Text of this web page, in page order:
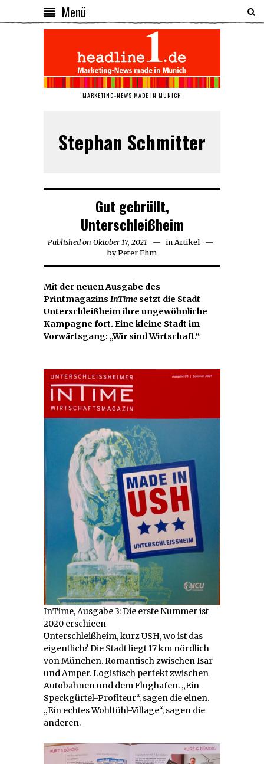
Menü
MARKETING-NEWS MADE IN MUNICH
Stephan Schmitter
Gut gebrüllt,
Unterschleißheim
Published on Oktober 17, 2021 Oktober
17,
2021
in Artikel
byPeter Ehm
Mit der neuen Ausgabe des
Printmagazins InTime setzt die Stadt
Unterschleißheim ihre ungewöhnliche
Kampagne fort. Eine kleine Stadt im
Vorwärtsgang: „Wir sind Wirtschaft.“
InTime, Ausgabe 3: Die erste Nummer ist
2020 erschieen
Unterschleißheim, kurz USH, wo ist das
eigentlich? Die Stadt liegt 17 km nördlich
von München. Romantisch zwischen Isar
und Amper. Logistisch perfekt zwischen
Autobahnen und dem Flughafen. „Ein
Speckgürtel-Profiteur“, sagen die einen.
„Ein echtes Wohlfühl-Village“, sagen die
anderen.